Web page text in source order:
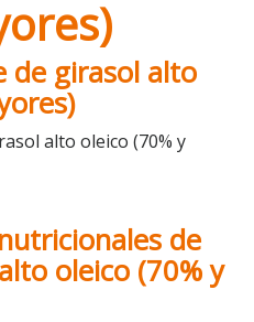
de girasol alto
alto oleico (70% y
de
oleico (70% y